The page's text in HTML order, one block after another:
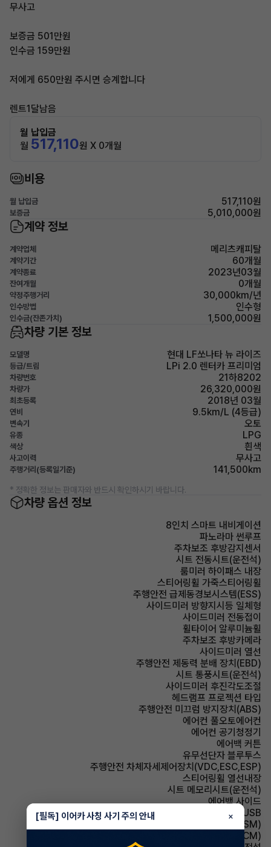
무사고
보증금 501만원
인수금 159만원
저에게 650만원 주시면 승계합니다
렌트1달남음
월 납입금
월 517,110원 X 0개월
비용
월 납입금 517,110원
보증금 5,010,000원
계약 정보
계약업체 메리츠캐피탈
계약기간 60개월
계약종료 2023년03월
잔여개월 0개월
약정주행거리 30,000km/년
인수방법 인수형
인수금(잔존가치) 1,500,000원
차량 기본 정보
모델명 현대 LF쏘나타 뉴 라이즈
등급/트림 LPi 2.0 렌터카 프리미엄
차량번호 21하8202
차량가 26,320,000원
최초등록 2018년 03월
연비 9.5km/L (4등급)
변속기 오토
유종 LPG
색상 흰색
사고이력 무사고
주행거리(등록일기준) 141,500km
* 정확한 정보는 판매자와 반드시 확인하시기 바랍니다.
차량 옵션 정보
8인치 스마트 내비게이션
파노라마 썬루프
주차보조 후방감지센서
시트 전동시트(운전석)
룸미러 하이패스 내장
스티어링휠 가죽스티어링휠
주행안전 급제동경보시스템(ESS)
사이드미러 방향지시등 일체형
사이드미러 전동접이
휠타이어 알루미늄휠
주차보조 후방카메라
사이드미러 열선
주행안전 제동력 분배 장치(EBD)
시트 통풍시트(운전석)
사이드미러 후진각도조절
헤드램프 프로젝션 타입
주행안전 미끄럼 방지장치(ABS)
에어컨 풀오토에어컨
에어컨 공기청정기
에어백 커튼
유무선단자 블루투스
주행안전 차체자세제어장치(VDC,ESC,ESP)
스티어링휠 열선내장
시트 메모리시트(운전석)
에어백 사이드
유무선단자 USB
주행안전 샤시 통합 제어 시스템(VSM)
룸미러 전자식 룸미러(ECM)
[필독] 이어카 사칭 사기 주의 안내 ×